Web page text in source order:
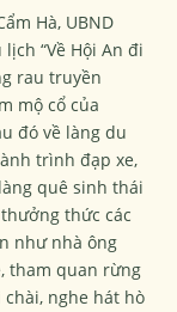
Hà, UBND
“Về Hội An đi
rau truyền
mộ cổ của
đó về làng du
trình đạp xe,
quê sinh thái
thức các
như nhà ông
tham quan rừng
nghe hát hò